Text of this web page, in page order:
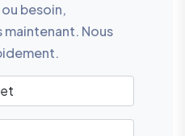
besoin,
Nous